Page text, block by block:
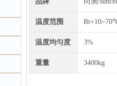
温度范围
温度均匀度 3%
重量 3400kg